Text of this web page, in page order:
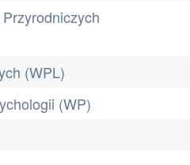
(WPL)
(WP)